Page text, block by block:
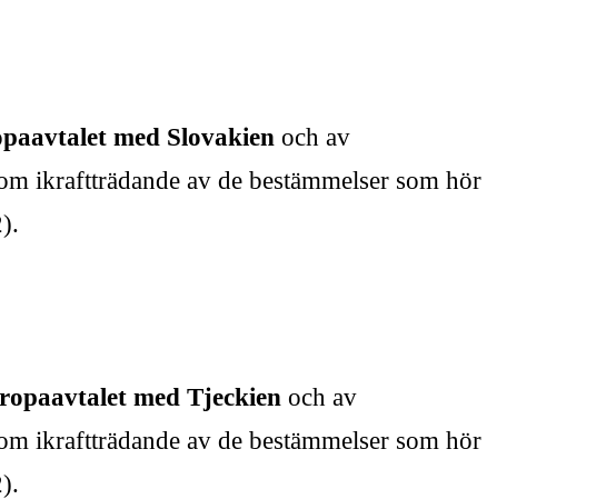
med Slovakien och av
ikraftträdande av de bestämmelser som hör
med Tjeckien och av
ikraftträdande av de bestämmelser som hör